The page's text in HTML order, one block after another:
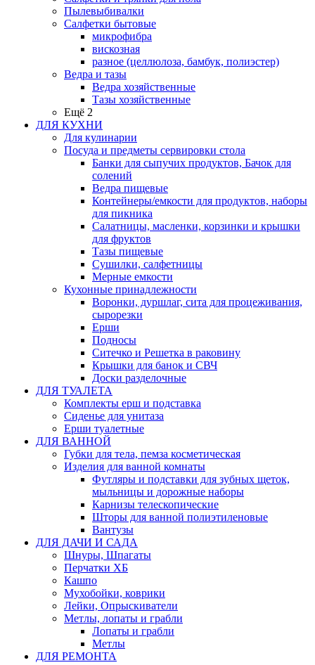
Пылевыбивалки
Салфетки бытовые
микрофибра
вискозная
разное (целлюлоза, бамбук, полиэстер)
Ведра и тазы
Ведра хозяйственные
Тазы хозяйственные
Ещё 2
ДЛЯ КУХНИ
Для кулинарии
Посуда и предметы сервировки стола
Банки для сыпучих продуктов, Бачок для
солений
Ведра пищевые
Контейнеры/емкости для продуктов, наборы
для пикника
Салатницы, масленки, корзинки и крышки
для фруктов
Тазы пищевые
Сушилки, салфетницы
Мерные емкости
Кухонные принадлежности
Воронки, дуршлаг, сита для процеживания,
сырорезки
Ерши
Подносы
Ситечко и Решетка в раковину
Крышки для банок и СВЧ
Доски разделочные
ДЛЯ ТУАЛЕТА
Комплекты ерш и подставка
Сиденье для унитаза
Ерши туалетные
ДЛЯ ВАННОЙ
Губки для тела, пемза косметическая
Изделия для ванной комнаты
Футляры и подставки для зубных щеток,
мыльницы и дорожные наборы
Карнизы телескопические
Шторы для ванной полиэтиленовые
Вантузы
ДЛЯ ДАЧИ И САДА
Шнуры, Шпагаты
Перчатки ХБ
Кашпо
Мухобойки, коврики
Лейки, Опрыскиватели
Метлы, лопаты и грабли
Лопаты и грабли
Метлы
ДЛЯ РЕМОНТА